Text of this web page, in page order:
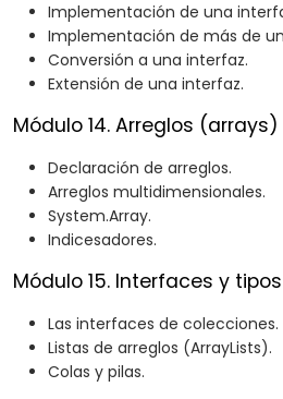
Implementación de una
Implementación de más de
Conversión a una interfaz.
Extensión de una interfaz.
Módulo 14. Arreglos (arrays)
Declaración de arreglos.
Arreglos multidimensionales.
System.Array.
Indicesadores.
Módulo 15. Interfaces y
Las interfaces de colecciones.
Listas de arreglos (ArrayLists).
Colas y pilas.